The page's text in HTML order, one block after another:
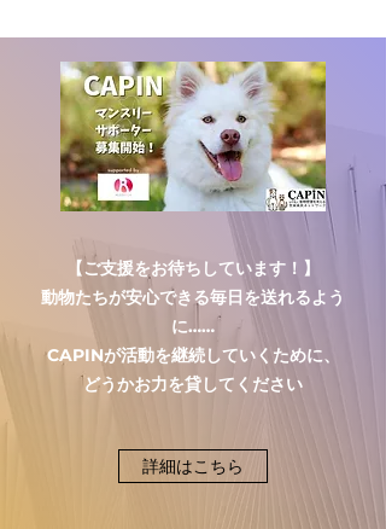
【ご支援をお待ちしています！】
動物たちが安心できる毎日を送れるよう
に……
CAPINが活動を継続していくために、
どうかお力を貸してください
詳細はこちら